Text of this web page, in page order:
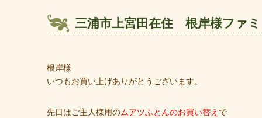
三浦市上宮田在住 根岸様ファ
根岸様
いつもお買い上げありがとうございます。
先日はご主人様用のムアツふとんのお買い替え で